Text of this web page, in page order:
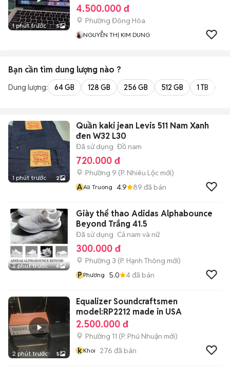
1 phút trước 5
4.500.000 đ
Phường Đông Hòa
NGUYỄN THỊ KIM DUNG
Bạn cần tìm dung lượng nào ?
Dung lượng: 64 GB 128 GB 256 GB 512 GB 1 TB
1 phút trước 2
Quần kaki jean Levis 511 Nam Xanh
đen W32 L30
Đã sử dụng Đồ nam
720.000 đ
Phường 9 (P. Nhiêu Lộc mới)
AAli Truong 4.9 89 đã bán
2 phút trước 6
Giày thể thao Adidas Alphabounce
Beyond Trắng 41.5
Đã sử dụng Cả nam và nữ
300.000 đ
Phường 3 (P. Hạnh Thông mới)
P Phương 5.0 4đã bán
2 phút trước 5
Equalizer Soundcraftsmen
model:RP2212 made in USA
2.500.000 đ
Phường 11 (P. Phú Nhuận mới)
k Khoi 276 đã bán